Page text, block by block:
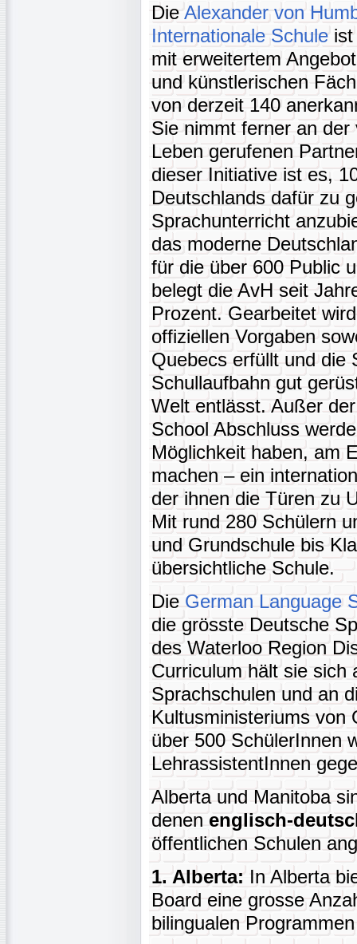
Die Alexander von
Internationale Schule
mit erweitertem
und künstlerischen
von derzeit 140
Sie nimmt ferner an
Leben gerufenen
dieser Initiative ist es,
Deutschlands dafür zu
Sprachunterricht
das moderne
für die über 600 Public
belegt die AvH seit
Prozent. Gearbeitet
offiziellen Vorgaben
Quebecs erfüllt und die
Schullaufbahn gut
Welt entlässt. Außer
School Abschluss
Möglichkeit haben, am
machen – ein
der ihnen die Türen zu
Mit rund 280 Schülern
und Grundschule bis
übersichtliche Schule.
Die German Language
die grösste Deutsche
des Waterloo Region
Curriculum hält sie sich
Sprachschulen und an
Kultusministeriums von
über 500 SchülerInnen
LehrassistentInnen
Alberta und Manitoba
denen englisch-
öffentlichen Schulen
1. Alberta: In Alberta
Board eine grosse
bilingualen